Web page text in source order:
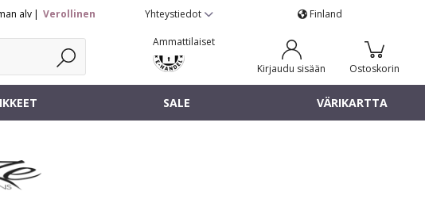
alv Verollinen Yhteystiedot
Ammattilaiset
Finland
Ostoskorin
Kirjaudu sisään
SALE VÄRIKARTTA